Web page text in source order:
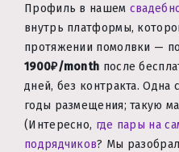
Профиль в нашем
внутрь платформы,
протяжении помолвки —
1900₽/month после
дней, без контракта. Одна
годы размещения; такую
(Интересно, где пары на
подрядчиков? Мы